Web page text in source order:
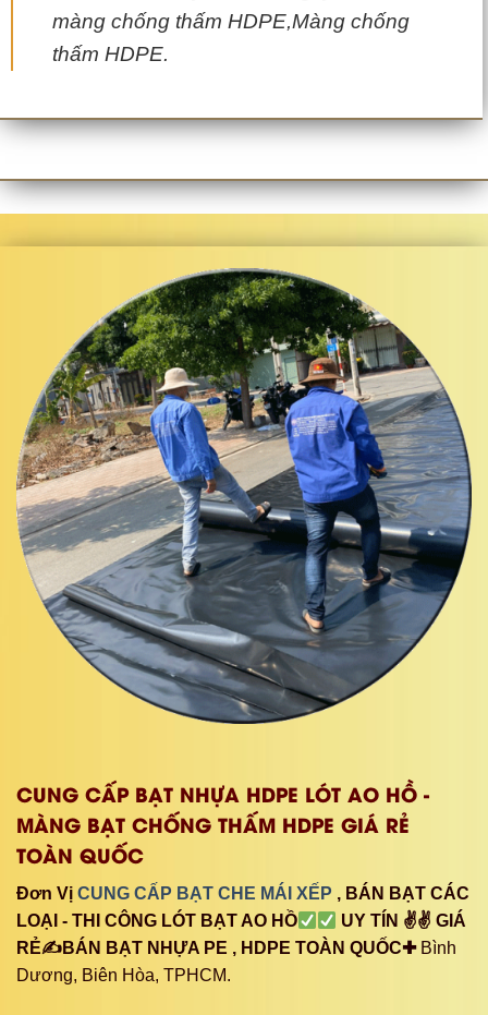
màng chống thấm HDPE,Màng chống
thấm HDPE.
CUNG CẤP BẠT NHỰA HDPE LÓT AO HỒ -
MÀNG BẠT CHỐNG THẤM HDPE GIÁ RẺ
TOÀN QUỐC
Đơn Vị CUNG CẤP BẠT CHE MÁI XẾP , BÁN BẠT CÁC
LOẠI - THI CÔNG LÓT BẠT AO HỒ
UY TÍN ✌✌ GIÁ
RẺ✍BÁN BẠT NHỰA PE , HDPE TOÀN QUỐC✚Bình
Dương, Biên Hòa, TPHCM.